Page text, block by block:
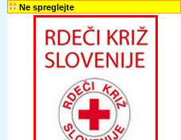
Ne spreglejte